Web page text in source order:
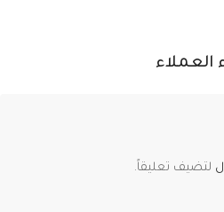
العملاء
لتضيف تعليقاً.